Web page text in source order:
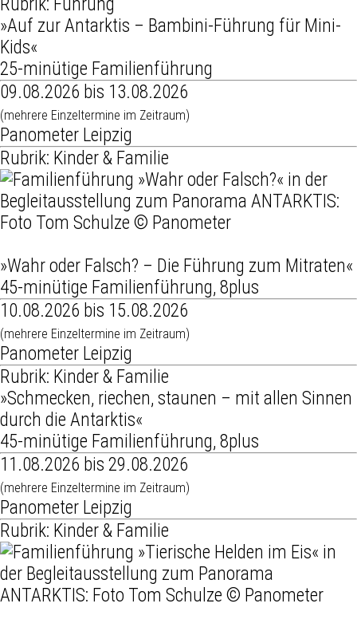
Rubrik: Führung
»Auf zur Antarktis – Bambini-Führung für Mini-
Kids«
25-minütige Familienführung
09.08.2026 bis 13.08.2026
(mehrere Einzeltermine im Zeitraum)
Panometer Leipzig
Rubrik: Kinder & Familie
»Wahr oder Falsch? – Die Führung zum Mitraten«
45-minütige Familienführung, 8plus
10.08.2026 bis 15.08.2026
(mehrere Einzeltermine im Zeitraum)
Panometer Leipzig
Rubrik: Kinder & Familie
»Schmecken, riechen, staunen – mit allen Sinnen
durch die Antarktis«
45-minütige Familienführung, 8plus
11.08.2026 bis 29.08.2026
(mehrere Einzeltermine im Zeitraum)
Panometer Leipzig
Rubrik: Kinder & Familie